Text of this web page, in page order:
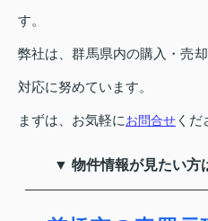
す。
弊社は、群馬県内の購入・売
対応に努めています。
まずは、お気軽にお問合せ くだ
▼ 物件情報が見たい方